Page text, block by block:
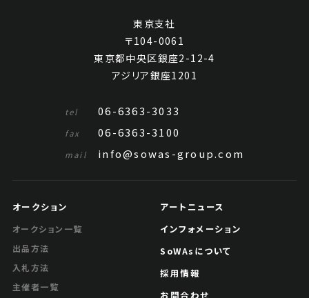
東京支社
〒104-0061
東京都中央区銀座2-12-4
アジリア銀座1201
tel 06-6363-3033
fax 06-6363-3100
mail info@sowas-group.com
オークション
オークション一覧
出品方法
入札方法
主催者一覧
アートニュース
インフォメーション
SoWAsについて
採用情報
お問合わせ